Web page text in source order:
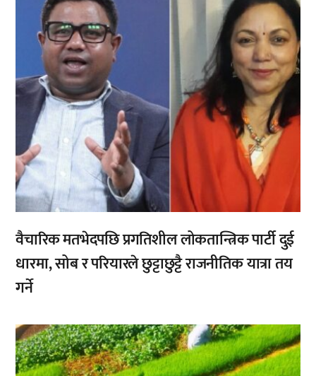
वैचारिक मतभेदपछि प्रगतिशील लोकतान्त्रिक पार्टी दुई
धारमा, सोब र परियारले छुट्टाछुट्टै राजनीतिक यात्रा तय
गर्ने
,